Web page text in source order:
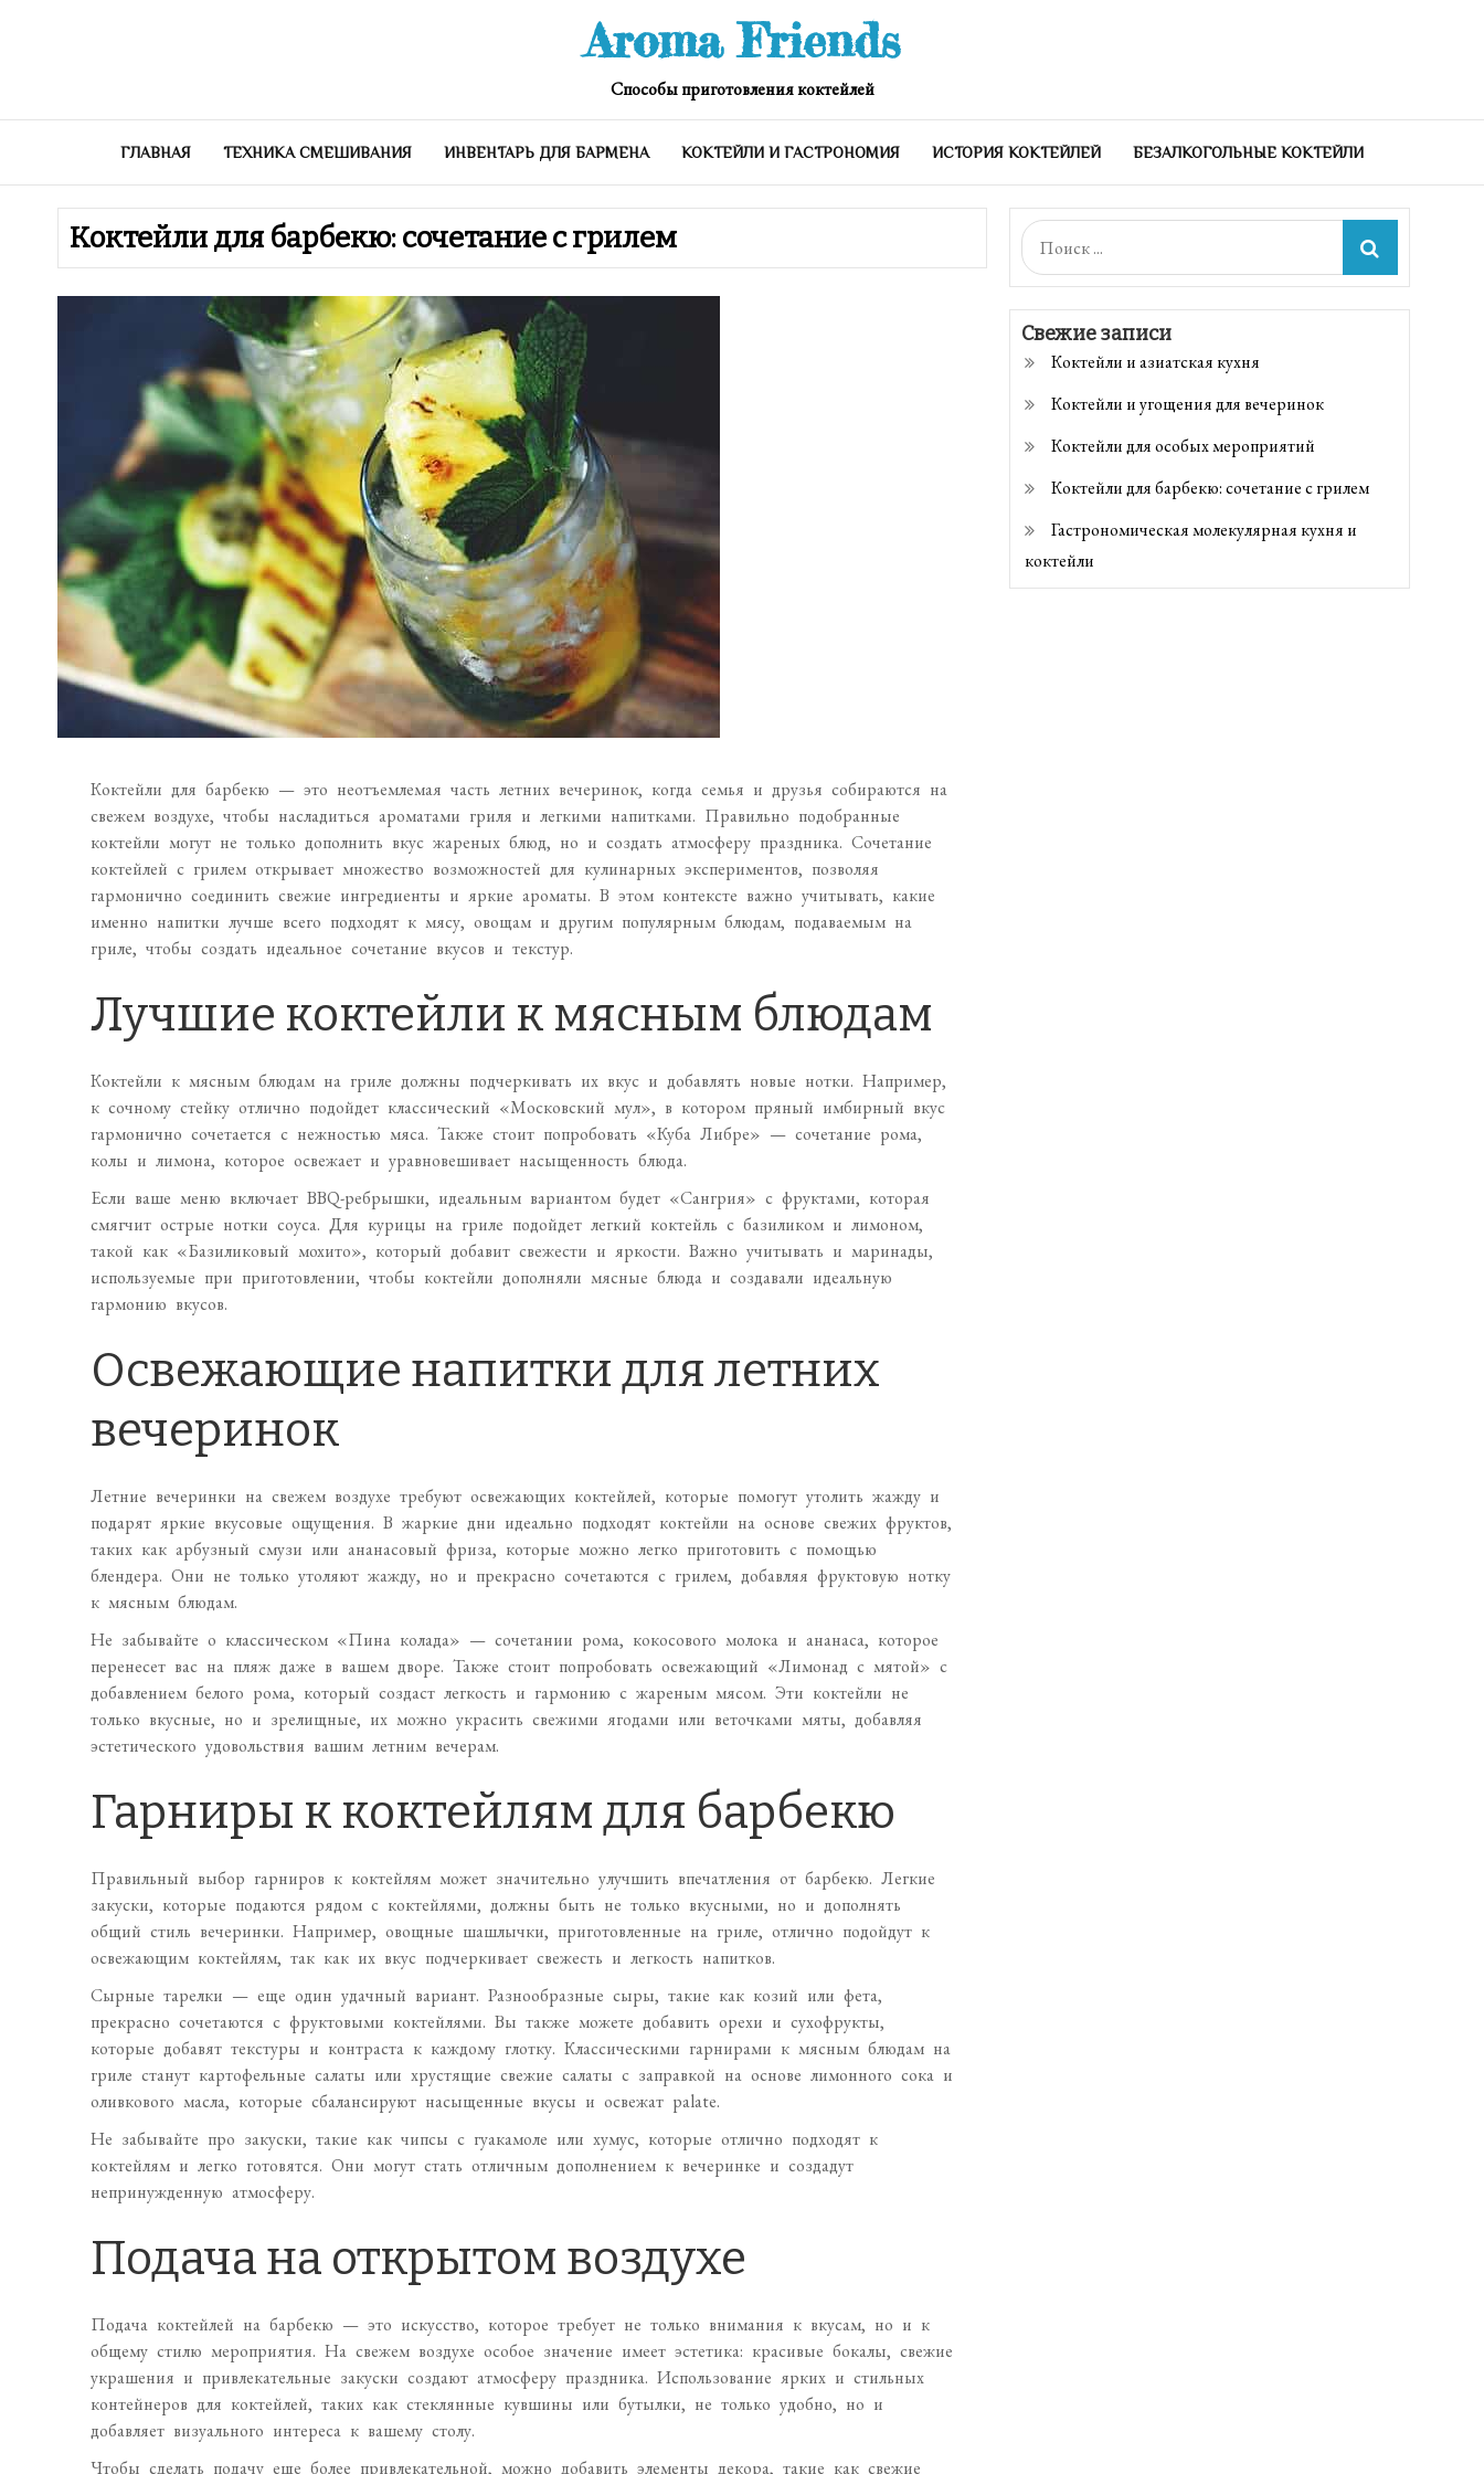
Aroma Friends
Способы приготовления коктейлей
ГЛАВНАЯ ТЕХНИКА СМЕШИВАНИЯ ИНВЕНТАРЬ ДЛЯ БАРМЕНА КОКТЕЙЛИ И ГАСТРОНОМИЯ ИСТОРИЯ КОКТЕЙЛЕЙ БЕЗАЛКОГОЛЬНЫЕ КОКТЕЙЛИ
Коктейли для барбекю: сочетание с грилем
Коктейли для барбекю — это неотъемлемая часть летних вечеринок, когда семья и друзья собираются на
свежем воздухе, чтобы насладиться ароматами гриля и легкими напитками. Правильно подобранные
коктейли могут не только дополнить вкус жареных блюд, но и создать атмосферу праздника. Сочетание
коктейлей с грилем открывает множество возможностей для кулинарных экспериментов, позволяя
гармонично соединить свежие ингредиенты и яркие ароматы. В этом контексте важно учитывать, какие
именно напитки лучше всего подходят к мясу, овощам и другим популярным блюдам, подаваемым на
гриле, чтобы создать идеальное сочетание вкусов и текстур.
Лучшие коктейли к мясным блюдам
Коктейли к мясным блюдам на гриле должны подчеркивать их вкус и добавлять новые нотки. Например,
к сочному стейку отлично подойдет классический «Московский мул», в котором пряный имбирный вкус
гармонично сочетается с нежностью мяса. Также стоит попробовать «Куба Либре» — сочетание рома,
колы и лимона, которое освежает и уравновешивает насыщенность блюда.
Если ваше меню включает BBQ-ребрышки, идеальным вариантом будет «Сангрия» с фруктами, которая
смягчит острые нотки соуса. Для курицы на гриле подойдет легкий коктейль с базиликом и лимоном,
такой как «Базиликовый мохито», который добавит свежести и яркости. Важно учитывать и маринады,
используемые при приготовлении, чтобы коктейли дополняли мясные блюда и создавали идеальную
гармонию вкусов.
Освежающие напитки для летних
вечеринок
Летние вечеринки на свежем воздухе требуют освежающих коктейлей, которые помогут утолить жажду и
подарят яркие вкусовые ощущения. В жаркие дни идеально подходят коктейли на основе свежих фруктов,
таких как арбузный смузи или ананасовый фриза, которые можно легко приготовить с помощью
блендера. Они не только утоляют жажду, но и прекрасно сочетаются с грилем, добавляя фруктовую нотку
к мясным блюдам.
Не забывайте о классическом «Пина колада» — сочетании рома, кокосового молока и ананаса, которое
перенесет вас на пляж даже в вашем дворе. Также стоит попробовать освежающий «Лимонад с мятой» с
добавлением белого рома, который создаст легкость и гармонию с жареным мясом. Эти коктейли не
только вкусные, но и зрелищные, их можно украсить свежими ягодами или веточками мяты, добавляя
эстетического удовольствия вашим летним вечерам.
Гарниры к коктейлям для барбекю
Правильный выбор гарниров к коктейлям может значительно улучшить впечатления от барбекю. Легкие
закуски, которые подаются рядом с коктейлями, должны быть не только вкусными, но и дополнять
общий стиль вечеринки. Например, овощные шашлычки, приготовленные на гриле, отлично подойдут к
освежающим коктейлям, так как их вкус подчеркивает свежесть и легкость напитков.
Сырные тарелки — еще один удачный вариант. Разнообразные сыры, такие как козий или фета,
прекрасно сочетаются с фруктовыми коктейлями. Вы также можете добавить орехи и сухофрукты,
которые добавят текстуры и контраста к каждому глотку. Классическими гарнирами к мясным блюдам на
гриле станут картофельные салаты или хрустящие свежие салаты с заправкой на основе лимонного сока и
оливкового масла, которые сбалансируют насыщенные вкусы и освежат palate.
Не забывайте про закуски, такие как чипсы с гуакамоле или хумус, которые отлично подходят к
коктейлям и легко готовятся. Они могут стать отличным дополнением к вечеринке и создадут
непринужденную атмосферу.
Подача на открытом воздухе
Подача коктейлей на барбекю — это искусство, которое требует не только внимания к вкусам, но и к
общему стилю мероприятия. На свежем воздухе особое значение имеет эстетика: красивые бокалы, свежие
украшения и привлекательные закуски создают атмосферу праздника. Использование ярких и стильных
контейнеров для коктейлей, таких как стеклянные кувшины или бутылки, не только удобно, но и
добавляет визуального интереса к вашему столу.
Чтобы сделать подачу еще более привлекательной, можно добавить элементы декора, такие как свежие
Поиск:
Свежие записи
Коктейли и азиатская кухня
Коктейли и угощения для вечеринок
Коктейли для особых мероприятий
Коктейли для барбекю: сочетание с грилем
Гастрономическая молекулярная кухня и
коктейли